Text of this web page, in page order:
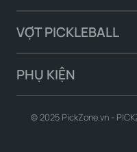
VỢT PICKLEBALL
PHỤ KIỆN
© 2025 PickZone.vn -